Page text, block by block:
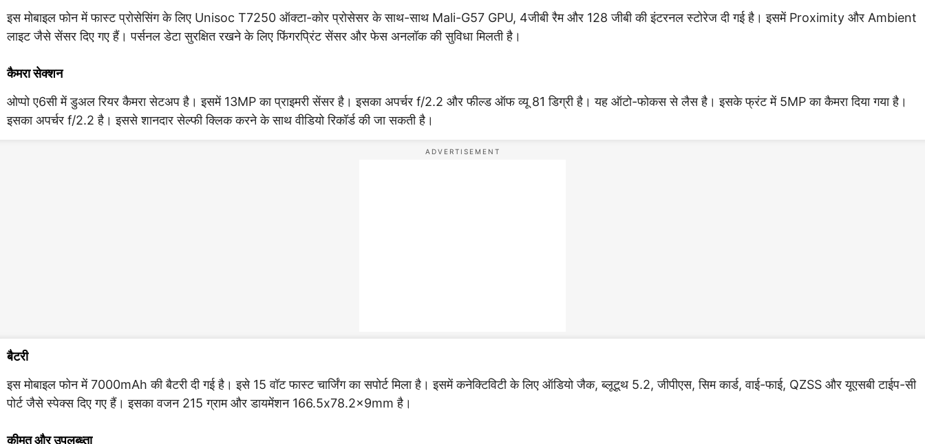
इस मोबाइल फोन में फास्ट प्रोसेसिंग के लिए Unisoc T7250 ऑक्टा-कोर प्रोसेसर के साथ-साथ Mali-G57 GPU, 4जीबी रैम और 128 जीबी की इंटरनल स्टोरेज दी गई है। इसमें Proximity और Ambient
लाइट जैसे सेंसर दिए गए हैं। पर्सनल डेटा सुरक्षित रखने के लिए फिंगरप्रिंट सेंसर और फेस अनलॉक की सुविधा मिलती है।
कैमरा सेक्शन
ओप्पो ए6सी में डुअल रियर कैमरा सेटअप है। इसमें 13MP का प्राइमरी सेंसर है। इसका अपर्चर f/2.2 और फील्ड ऑफ व्यू 81 डिग्री है। यह ऑटो-फोकस से लैस है। इसके फ्रंट में 5MP का कैमरा दिया गया है।
इसका अपर्चर f/2.2 है। इससे शानदार सेल्फी क्लिक करने के साथ वीडियो रिकॉर्ड की जा सकती है।
बैटरी
इस मोबाइल फोन में 7000mAh की बैटरी दी गई है। इसे 15 वॉट फास्ट चार्जिंग का सपोर्ट मिला है। इसमें कनेक्टिविटी के लिए ऑडियो जैक, ब्लूटूथ 5.2, जीपीएस, सिम कार्ड, वाई-फाई, QZSS और यूएसबी टाईप-सी
पोर्ट जैसे स्पेक्स दिए गए हैं। इसका वजन 215 ग्राम और डायमेंशन 166.5x78.2x9mm है।